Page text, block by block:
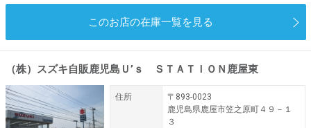
このお店の在庫一覧を見る
（株）スズキ自販鹿児島Ｕ’ｓ ＳＴＡＴＩＯＮ鹿屋東
住所
〒893-0023
鹿児島県鹿屋市笠之原町４９－１
３